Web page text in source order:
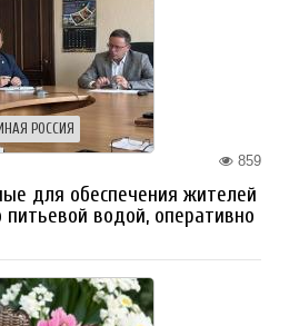
РОССИЯ
859
для обеспечения жителей
питьевой водой, оперативно